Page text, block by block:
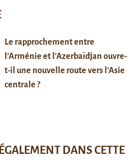
Le rapprochement entre
l’Arménie et l’Azerbaïdjan ouvre-
t-il une nouvelle route vers l’Asie
centrale ?
DANS CETTE